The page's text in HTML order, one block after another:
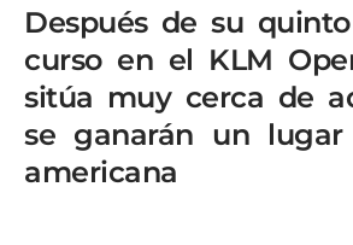
Después de su
curso en el KLM
sitúa muy cerca de
se ganarán un
americana